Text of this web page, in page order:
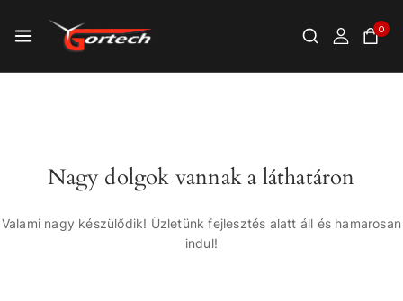
0
Nagy dolgok vannak a láthatáron
Valami nagy készülődik! Üzletünk fejlesztés alatt áll és hamarosan
indul!